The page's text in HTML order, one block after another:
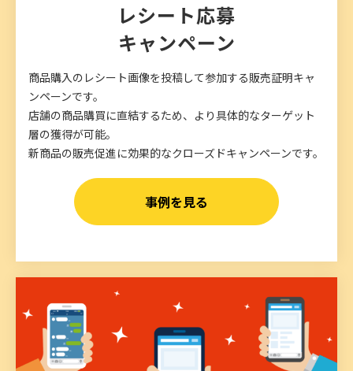
レシート応募
キャンペーン
商品購入のレシート画像を投稿して参加する販売証明キャ
ンペーンです。
店舗の商品購買に直結するため、より具体的なターゲット
層の獲得が可能。
新商品の販売促進に効果的なクローズドキャンペーンです。
事例を見る